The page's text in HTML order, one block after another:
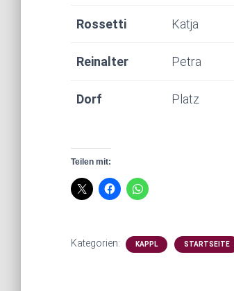
Rossetti Katja
Reinalter Petra
Dorf Platz
Teilen mit:
Kategorien: KAPPL STARTSEITE